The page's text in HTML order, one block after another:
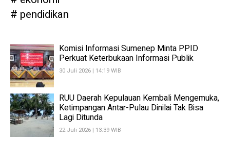
pendidikan
Komisi Informasi Sumenep Minta PPID
Perkuat Keterbukaan Informasi Publik
30 Juli 2026 | 14:19 WIB
RUU Daerah Kepulauan Kembali Mengemuka,
Ketimpangan Antar-Pulau Dinilai Tak Bisa
Lagi Ditunda
22 Juli 2026 | 13:39 WIB